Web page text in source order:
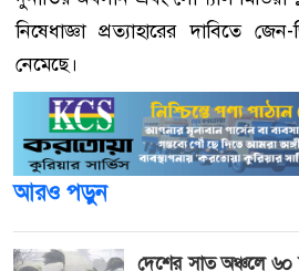
নিষেধাজ্ঞা প্রত্যাহারের দাবিতে
নেমেছে।
আরও পড়ুন
দেশের সাত অঞ্চলে ৬০